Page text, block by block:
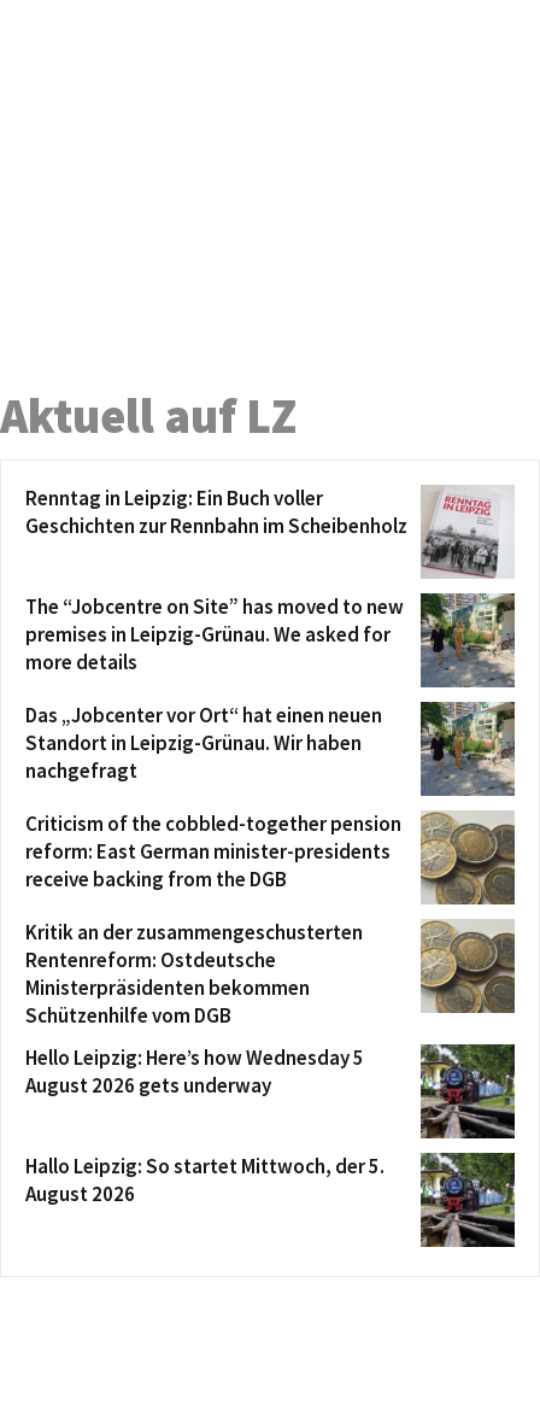
Aktuell auf LZ
Renntag in Leipzig: Ein Buch voller
Geschichten zur Rennbahn im Scheibenholz
The “Jobcentre on Site” has moved to new
premises in Leipzig-Grünau. We asked for
more details
Das „Jobcenter vor Ort“ hat einen neuen
Standort in Leipzig-Grünau. Wir haben
nachgefragt
Criticism of the cobbled-together pension
reform: East German minister-presidents
receive backing from the DGB
Kritik an der zusammengeschusterten
Rentenreform: Ostdeutsche
Ministerpräsidenten bekommen
Schützenhilfe vom DGB
Hello Leipzig: Here’s how Wednesday 5
August 2026 gets underway
Hallo Leipzig: So startet Mittwoch, der 5.
August 2026